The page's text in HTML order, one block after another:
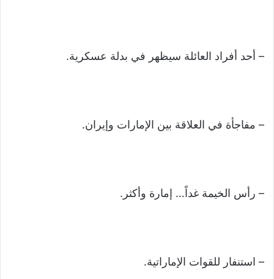
– أحد أفراد العائلة سيظهر في بدلة عسكرية.
– مفاجأة في العلاقة بين الإمارات وإيران.
– رأس الخيمة غداً… إمارة وأكثر.
– استنفار للقوات الإماراتية.